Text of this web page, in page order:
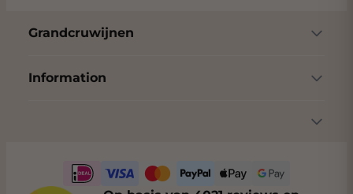
Grandcruwijnen
Information